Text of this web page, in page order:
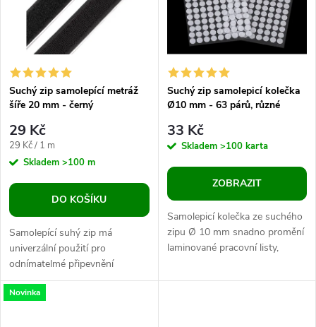
Suchý zip samolepící metráž
šíře 20 mm - černý
29 Kč
Měrná
cena:
29 Kč / 1 m
Skladem >100 m
DO KOŠÍKU
Samolepící suhý zip má
univerzální použití pro
odnímatelmé připevnění
přemětů na pevný, neporézní
povrch, na němž dokáže lepidlo
Suchý zip samolepicí kolečka
Ø10 mm - 63 párů, různé
33 Kč
Skladem >100 karta
ZOBRAZIT
Samolepicí kolečka ze suchého
zipu Ø 10 mm snadno promění
laminované pracovní listy,
opakovaně použitelné aktivity....
Novinka